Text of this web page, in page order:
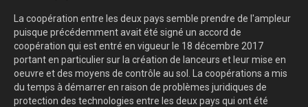
La coopération entre les deux pays semble prendre de l'ampleur
puisque précédemment avait été signé un accord de
coopération qui est entré en vigueur le 18 décembre 2017
portant en particulier sur la création de lanceurs et leur mise en
oeuvre et des moyens de contrôle au sol. La coopérations a mis
du temps à démarrer en raison de problèmes juridiques de
protection des technologies entre les deux pays qui ont été